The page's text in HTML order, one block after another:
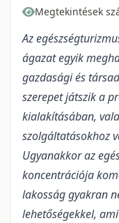
Megtekintések
Az
ágazat egyik
gazdasági és
szerepet játszik a
kialakításában,
szolgáltatásokhoz
Ugyanakkor az
koncentrációja
lakosság gyakran
lehetőségekkel,